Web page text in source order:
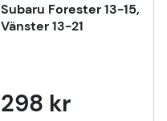
Subaru Forester 13-15,
Vänster 13-21
298 kr